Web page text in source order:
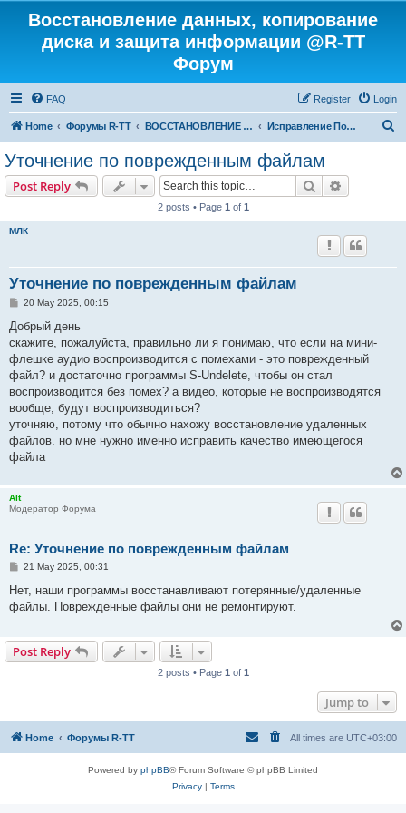
Восстановление данных, копирование
диска и защита информации @R-TT
Форум
FAQ Login
Register
Home Форумы R-TT ВОССТАНОВЛЕНИЕ ДАННЫХ И УДАЛЕННЫХ ФАЙЛОВ Исправление Поврежденных Файлов
Уточнение по поврежденным файлам
Post Reply Search
2 posts • Page 1 of 1
МЛК
Уточнение по поврежденным файлам
P
s
20 May 2025, 00:15
Добрый день
скажите, пожалуйста, правильно ли я понимаю, что если на мини-
флешке аудио воспроизводится с помехами - это поврежденный
файл? и достаточно программы S-Undelete, чтобы он стал
воспроизводится без помех? а видео, которые не воспроизводятся
вообще, будут воспроизводиться?
уточняю, потому что обычно нахожу восстановление удаленных
файлов. но мне нужно именно исправить качество имеющегося
файла
Alt
Модератор Форума
Re: Уточнение по поврежденным файлам
P
s
21 May 2025, 00:31
Нет, наши программы восстанавливают потерянные/удаленные
файлы. Поврежденные файлы они не ремонтируют.
Post Reply
2 posts • Page 1 of 1
Jump to
Home Форумы R-TT All times are UTC+03:00
Powered by phpBB® Forum Software © phpBB Limited
Privacy| Terms